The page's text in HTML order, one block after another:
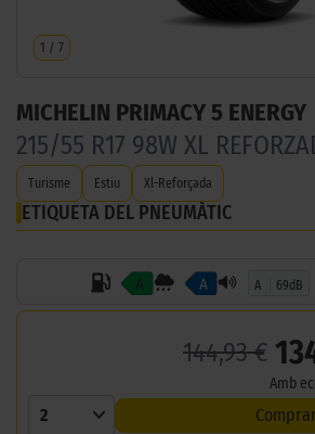
1 / 7
MICHELIN PRIMACY 5 ENERGY
215/55 R17 98W XL
Turisme Estiu Xl-Reforçada
ETIQUETA DEL PNEUMÀTIC
A A A 69dB
144,93 €
Amb
2 Comprar